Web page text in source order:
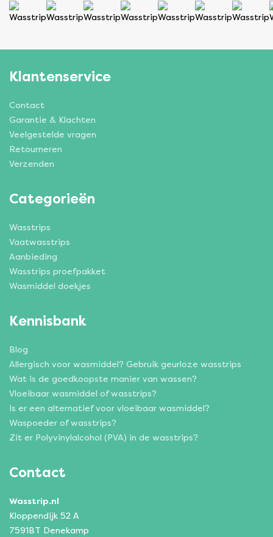
Klantenservice
Contact
Garantie & Klachten
Veelgestelde vragen
Retourneren
Verzenden
Categorieën
Wasstrips
Vaatwasstrips
Aanbieding
Wasstrips proefpakket
Wasmiddel doekjes
Kennisbank
Blog
Allergisch voor wasmiddel? Gebruik geurloze wasstrips
Wat is de goedkoopste manier van wassen?
Vloeibaar wasmiddel of wasstrips?
Is er een alternatief voor vloeibaar wasmiddel?
Waspoeder of wasstrips?
Zit er Polyvinylalcohol (PVA) in de wasstrips?
Contact
Wasstrip.nl
Kloppendijk 52 A
7591BT Denekamp